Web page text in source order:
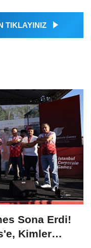
TIKLAYINIZ
Sona Erdi!
Kimler